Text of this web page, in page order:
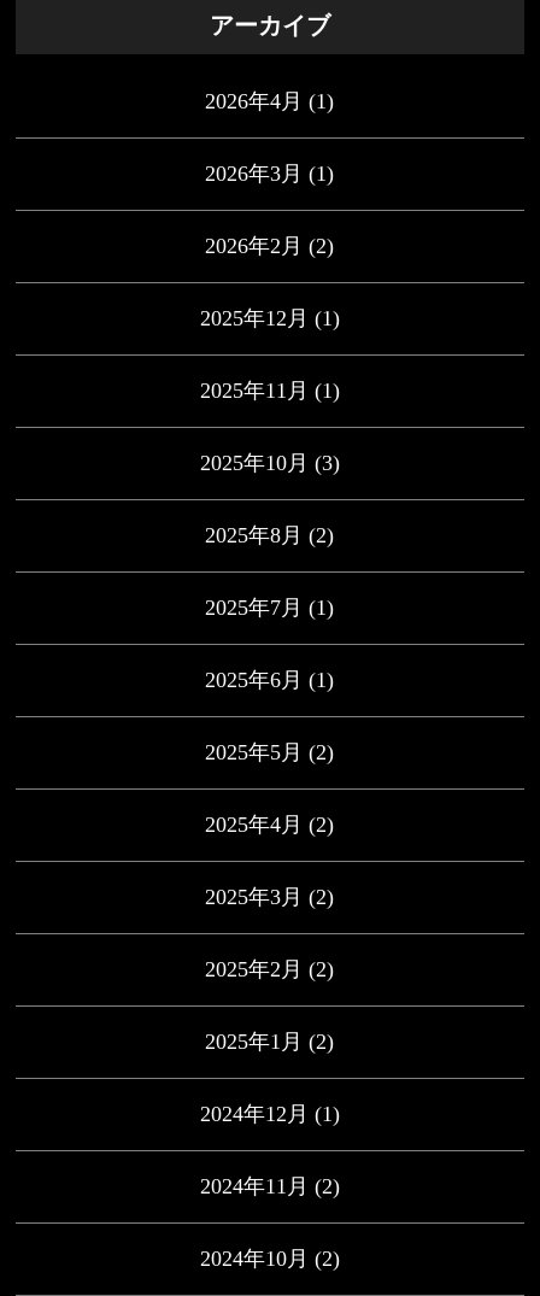
アーカイブ
2026年4月 (1)
2026年3月 (1)
2026年2月 (2)
2025年12月 (1)
2025年11月 (1)
2025年10月 (3)
2025年8月 (2)
2025年7月 (1)
2025年6月 (1)
2025年5月 (2)
2025年4月 (2)
2025年3月 (2)
2025年2月 (2)
2025年1月 (2)
2024年12月 (1)
2024年11月 (2)
2024年10月 (2)